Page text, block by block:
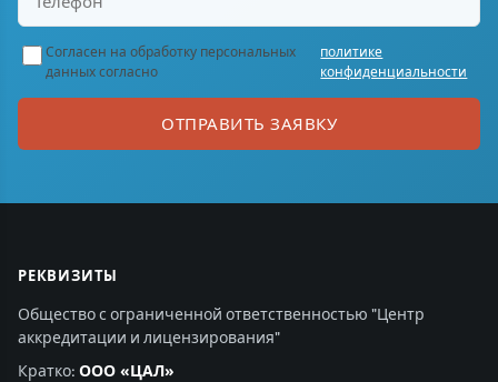
Согласен на обработку персональных
данных согласно
политике
конфиденциальности
ОТПРАВИТЬ ЗАЯВКУ
РЕКВИЗИТЫ
Общество с ограниченной ответственностью "Центр
аккредитации и лицензирования"
Кратко: ООО «ЦАЛ»